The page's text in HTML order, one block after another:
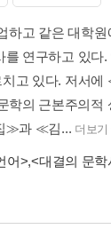
하고 같은 대학
를 연구하고 있
치고 있다. 저
의 근본주의
≫과 ≪김... 더보기
어>,<대결의 문학